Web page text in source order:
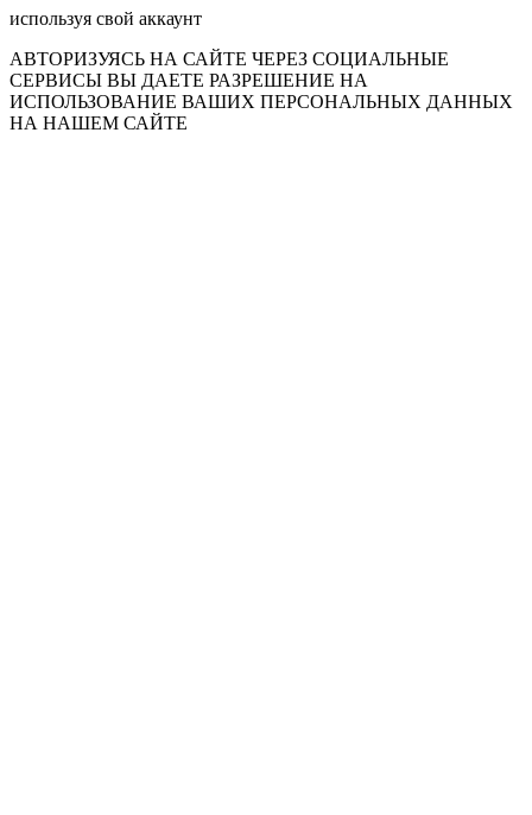
используя свой аккаунт
АВТОРИЗУЯСЬ НА САЙТЕ ЧЕРЕЗ СОЦИАЛЬНЫЕ
СЕРВИСЫ ВЫ ДАЕТЕ РАЗРЕШЕНИЕ НА
ИСПОЛЬЗОВАНИЕ ВАШИХ ПЕРСОНАЛЬНЫХ ДАННЫХ
НА НАШЕМ САЙТЕ